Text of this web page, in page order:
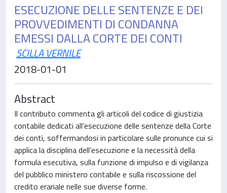
ESECUZIONE DELLE SENTENZE E DEI
PROVVEDIMENTI DI CONDANNA
EMESSI DALLA CORTE DEI CONTI
SCILLA VERNILE
2018-01-01
Abstract
Il contributo commenta gli articoli del codice di giustizia
contabile dedicati all’esecuzione delle sentenze della Corte
dei conti, soffermandosi in particolare sulle pronunce cui si
applica la disciplina dell’esecuzione e la necessità della
formula esecutiva, sulla funzione di impulso e di vigilanza
del pubblico ministero contabile e sulla riscossione del
credito erariale nelle sue diverse forme.